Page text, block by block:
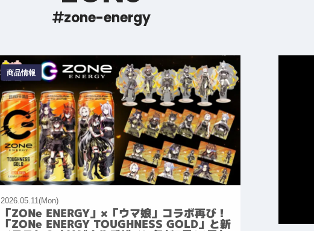
zone-energy
商品情報
2026.05.11(Mon)
「ZONe ENERGY」×「ウマ娘」コラボ再び！
「ZONe ENERGY TOUGHNESS GOLD」と新